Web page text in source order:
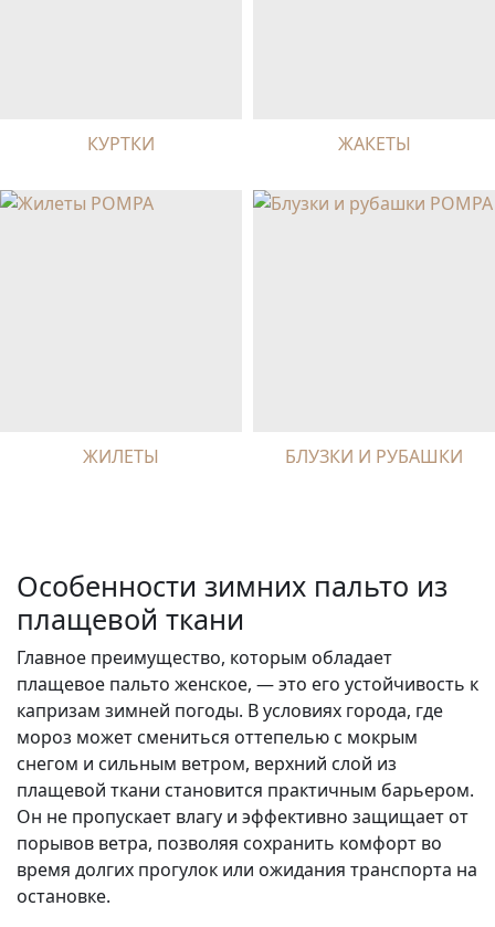
КУРТКИ ЖАКЕТЫ
ЖИЛЕТЫ БЛУЗКИ И РУБАШКИ
Особенности зимних пальто из
плащевой ткани
Главное преимущество, которым обладает
плащевое пальто женское, — это его устойчивость к
капризам зимней погоды. В условиях города, где
мороз может смениться оттепелью с мокрым
снегом и сильным ветром, верхний слой из
плащевой ткани становится практичным барьером.
Он не пропускает влагу и эффективно защищает от
порывов ветра, позволяя сохранить комфорт во
время долгих прогулок или ожидания транспорта на
остановке.